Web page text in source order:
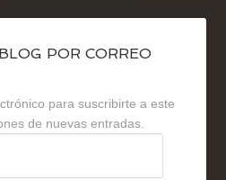
POR CORREO
para suscribirte a este
de nuevas entradas.